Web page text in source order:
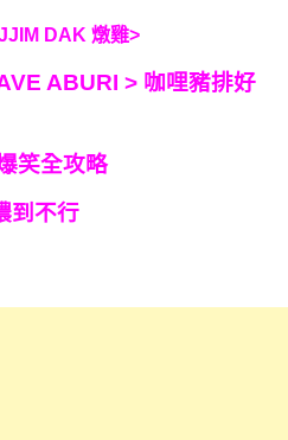
DAK 燉雞>
ABURI > 咖哩豬排好
笑全攻略
到不行